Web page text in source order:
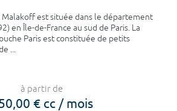
Malakoff est située dans le département
en Île-de-France au sud de Paris. La
Paris est constituée de petits
...
à partir de
€ cc / mois